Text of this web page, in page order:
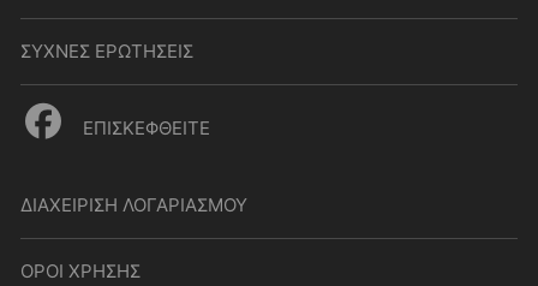
ΣΥΧΝΕΣ ΕΡΩΤΗΣΕΙΣ
ΕΠΙΣΚΕΦΘΕΙΤΕ
ΔΙΑΧΕΙΡΙΣΗ ΛΟΓΑΡΙΑΣΜΟΥ
ΟΡΟΙ ΧΡΗΣΗΣ